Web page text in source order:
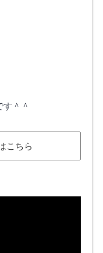
＾＾
こちら